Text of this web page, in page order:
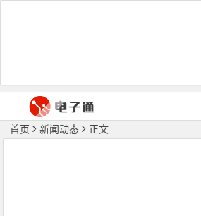
首页 新闻动态 正文